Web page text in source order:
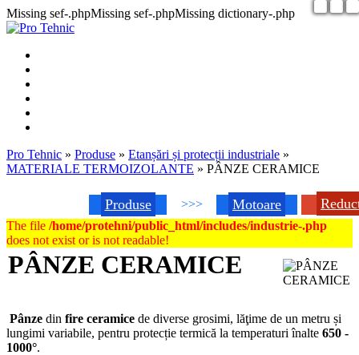
Missing sef-.phpMissing sef-.phpMissing dictionary-.php
Pro Tehnic » Produse » Etanșări și protecții industriale »
MATERIALE TERMOIZOLANTE » PÂNZE CERAMICE
Produse >>> Motoare
The file /home/protehni/public_html/includes/industrie-.php
does not exist or is not readable!
PÂNZE CERAMICE
Pânze din fire ceramice de diverse grosimi, lăţime de un metru și
lungimi variabile, pentru protecție termică la temperaturi înalte 650 -
1000°.